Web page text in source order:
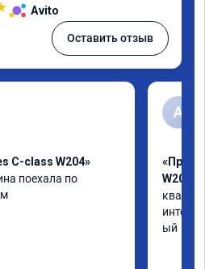
Avito
Оставить отзыв
C-class W204»
поехала по
А
W205»
ый